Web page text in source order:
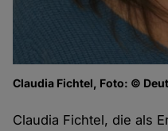
Claudia Fichtel, Foto: ©
Claudia Fichtel, die als